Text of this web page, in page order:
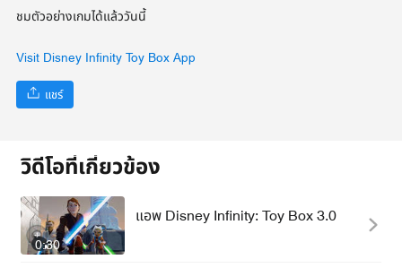
ชมตัวอย่างเกมได้แล้ววันนี้
Visit Disney Infinity Toy Box App
แชร์
วิดีโอที่เกี่ยวข้อง
0:30
แอพ Disney Infinity: Toy Box 3.0